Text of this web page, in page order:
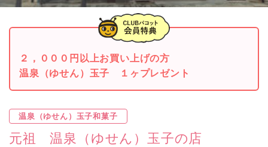
２，０００円以上お買い上げの方
温泉（ゆせん）玉子 １ヶプレゼント
温泉（ゆせん）玉子和菓子
元祖 温泉（ゆせん）玉子の店